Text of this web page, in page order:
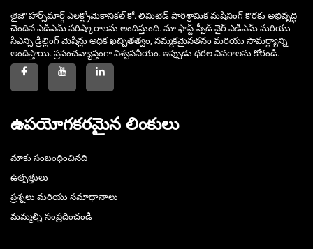
తైజౌ హార్స్‌మార్గ్ ఎలక్ట్రోమెకానికల్ కో. లిమిటెడ్ పారిశ్రామిక మషినింగ్ కొరకు అభివృద్ధి
చెందిన ఎడిఎమ్ పరిష్కారాలను అందిస్తుంది. మా ఫాస్ట్-స్పీడ్ వైర్ ఎడిఎమ్ మరియు
సిఎన్సి డ్రిల్లింగ్ మెషిన్లు అధిక ఖచ్చితత్వం, నమ్మకమైనతనం మరియు సామర్థ్యాన్ని
అందిస్తాయి. ప్రపంచవ్యాప్తంగా విశ్వసనీయం. ఇప్పుడు ధరల వివరాలను కోరండి.
ఉపయోగకరమైన లింకులు
మాకు సంబంధించినది
ఉత్పత్తులు
ప్రశ్నలు మరియు సమాధానాలు
మమ్మల్ని సంప్రదించండి